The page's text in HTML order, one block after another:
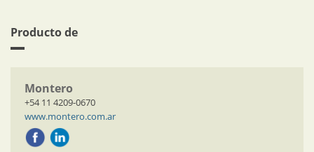
Producto de
Montero
+54 11 4209-0670
www.montero.com.ar